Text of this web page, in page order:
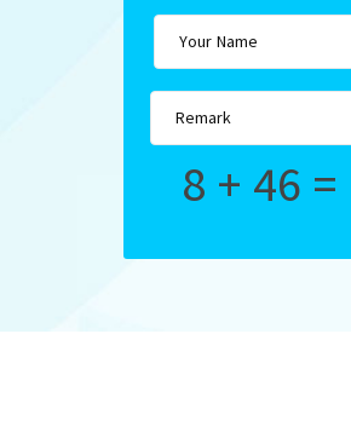
8 + 46 =